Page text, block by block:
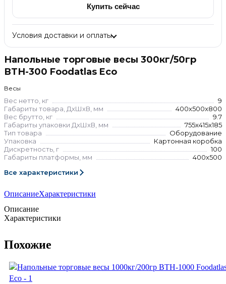
Напольные торговые весы 300кг/50гр
ВТН-300 Foodatlas Eco
Весы
Вес нетто, кг
9
Габариты товара, ДхШхВ, мм
400x500x800
Вес брутто, кг
9.7
Габариты упаковки ДхШхВ, мм
755x415x185
Тип товара
Оборудование
Упаковка
Картонная коробка
Дискретность, г
100
Габариты платформы, мм
400х500
Все характеристики
Купить сейчас
Условия доставки и оплаты
ОписаниеХарактеристики
Описание
Характеристики
Похожие